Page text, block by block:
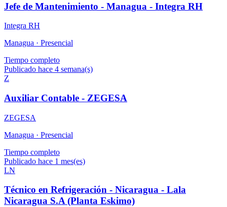
Jefe de Mantenimiento - Managua - Integra RH
Integra RH
Managua · Presencial
Tiempo completo
Publicado hace 4 semana(s)
Z
Auxiliar Contable - ZEGESA
ZEGESA
Managua · Presencial
Tiempo completo
Publicado hace 1 mes(es)
LN
Técnico en Refrigeración - Nicaragua - Lala
Nicaragua S.A (Planta Eskimo)